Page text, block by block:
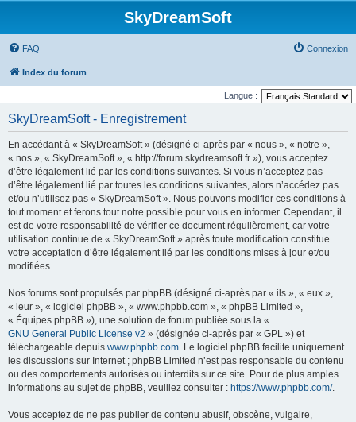
SkyDreamSoft
FAQ Connexion
Index du forum
Langue :
SkyDreamSoft - Enregistrement
En accédant à « SkyDreamSoft » (désigné ci-après par « nous », « notre »,
« nos », « SkyDreamSoft », « http://forum.skydreamsoft.fr »), vous acceptez
d’être légalement lié par les conditions suivantes. Si vous n’acceptez pas
d’être légalement lié par toutes les conditions suivantes, alors n’accédez pas
et/ou n’utilisez pas « SkyDreamSoft ». Nous pouvons modifier ces conditions à
tout moment et ferons tout notre possible pour vous en informer. Cependant, il
est de votre responsabilité de vérifier ce document régulièrement, car votre
utilisation continue de « SkyDreamSoft » après toute modification constitue
votre acceptation d’être légalement lié par les conditions mises à jour et/ou
modifiées.
Nos forums sont propulsés par phpBB (désigné ci-après par « ils », « eux »,
« leur », « logiciel phpBB », « www.phpbb.com », « phpBB Limited »,
« Équipes phpBB »), une solution de forum publiée sous la «
GNU General Public License v2 » (désignée ci-après par « GPL ») et
téléchargeable depuis www.phpbb.com. Le logiciel phpBB facilite uniquement
les discussions sur Internet ; phpBB Limited n’est pas responsable du contenu
ou des comportements autorisés ou interdits sur ce site. Pour de plus amples
informations au sujet de phpBB, veuillez consulter : https://www.phpbb.com/.
Vous acceptez de ne pas publier de contenu abusif, obscène, vulgaire,